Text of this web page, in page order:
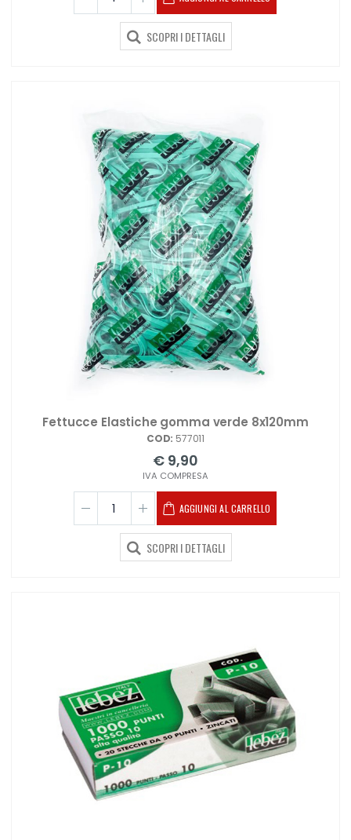
SCOPRI I DETTAGLI
Fettucce Elastiche gomma verde 8x120mm
COD: 577011
€ 9,90
IVA COMPRESA
AGGIUNGI AL CARRELLO
SCOPRI I DETTAGLI